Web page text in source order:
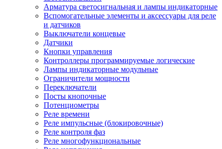
Арматура светосигнальная и лампы индикаторные
Вспомогательные элементы и аксессуары для реле
и датчиков
Выключатели концевые
Датчики
Кнопки управления
Контроллеры программируемые логические
Лампы индикаторные модульные
Ограничители мощности
Переключатели
Посты кнопочные
Потенциометры
Реле времени
Реле импульсные (блокировочные)
Реле контроля фаз
Реле многофункциональные